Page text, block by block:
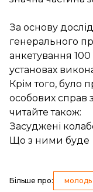
За основу
генерального
анкетування 100
установах
Крім того, було
особових справ
читайте також:
Засуджені
Що з ними буде
Більше про: молодь